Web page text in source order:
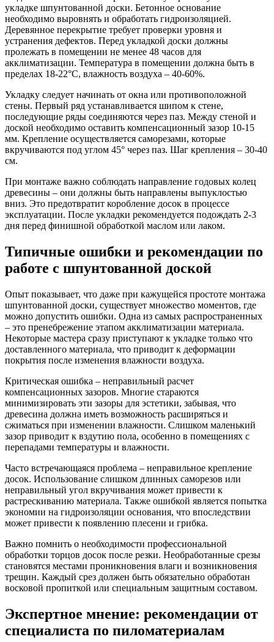
укладке шпунтованной доски. Бетонное основание
необходимо выровнять и обработать гидроизоляцией.
Деревянное перекрытие требует проверки уровня и
устранения дефектов. Перед укладкой доски должны
пролежать в помещении не менее 48 часов для
акклиматизации. Температура в помещении должна быть в
пределах 18-22°C, влажность воздуха – 40-60%.
Укладку следует начинать от окна или противоположной
стены. Первый ряд устанавливается шипом к стене,
последующие ряды соединяются через паз. Между стеной и
доской необходимо оставить компенсационный зазор 10-15
мм. Крепление осуществляется саморезами, которые
вкручиваются под углом 45° через паз. Шаг крепления – 30-40
см.
При монтаже важно соблюдать направление годовых колец
древесины – они должны быть направлены выпуклостью
вниз. Это предотвратит коробление досок в процессе
эксплуатации. После укладки рекомендуется подождать 2-3
дня перед финишной обработкой маслом или лаком.
Типичные ошибки и рекомендации по
работе с шпунтованной доской
Опыт показывает, что даже при кажущейся простоте монтажа
шпунтованной доски, существует множество моментов, где
можно допустить ошибки. Одна из самых распространенных
– это пренебрежение этапом акклиматизации материала.
Некоторые мастера сразу приступают к укладке только что
доставленного материала, что приводит к деформации
покрытия после изменения влажности воздуха.
Критическая ошибка – неправильный расчет
компенсационных зазоров. Многие стараются
минимизировать эти зазоры для эстетики, забывая, что
древесина должна иметь возможность расширяться и
сжиматься при изменении влажности. Слишком маленький
зазор приводит к вздутию пола, особенно в помещениях с
перепадами температуры и влажности.
Часто встречающаяся проблема – неправильное крепление
досок. Использование слишком длинных саморезов или
неправильный угол вкручивания может привести к
растрескиванию материала. Также ошибкой является попытка
экономии на гидроизоляции основания, что впоследствии
может привести к появлению плесени и грибка.
Важно помнить о необходимости профессиональной
обработки торцов досок после резки. Необработанные срезы
становятся местами проникновения влаги и возникновения
трещин. Каждый срез должен быть обязательно обработан
восковой пропиткой или специальным защитным составом.
Экспертное мнение: рекомендации от
специалиста по пиломатериалам